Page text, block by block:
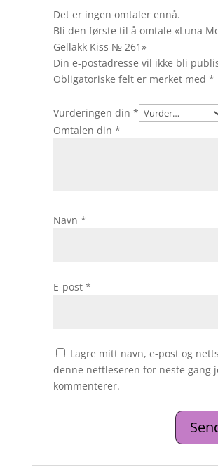
Det er ingen omtaler ennå.
Bli den første til å omtale «Luna
Gellakk Kiss № 261»
Din e-postadresse vil ikke bli
Obligatoriske felt er merket med *
Vurderingen din *
Omtalen din *
Navn *
E-post *
Lagre mitt navn, e-post og
denne nettleseren for neste gang
kommenterer.